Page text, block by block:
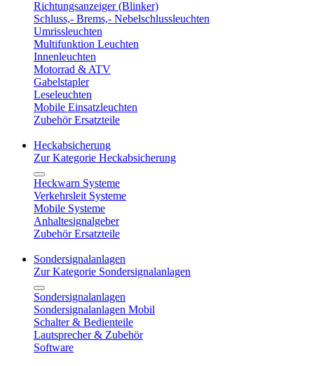
Richtungsanzeiger (Blinker)
Schluss,- Brems,- Nebelschlussleuchten
Umrissleuchten
Multifunktion Leuchten
Innenleuchten
Motorrad & ATV
Gabelstapler
Leseleuchten
Mobile Einsatzleuchten
Zubehör Ersatzteile
Heckabsicherung
Zur Kategorie Heckabsicherung
Heckwarn Systeme
Verkehrsleit Systeme
Mobile Systeme
Anhaltesignalgeber
Zubehör Ersatzteile
Sondersignalanlagen
Zur Kategorie Sondersignalanlagen
Sondersignalanlagen
Sondersignalanlagen Mobil
Schalter & Bedienteile
Lautsprecher & Zubehör
Software